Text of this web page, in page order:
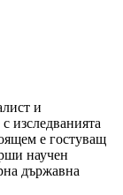
и
изследванията
е гостуващ
научен
държавна